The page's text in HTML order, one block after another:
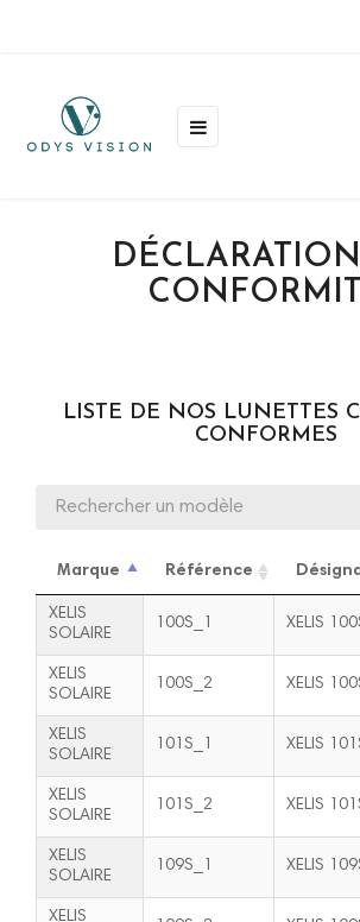
Basculer
la
☰
LISTE DE NOS LUNETTES
CONFORMES
Marque Référence
XELIS
SOLAIRE
100S_1 XELIS
XELIS
SOLAIRE
100S_2 XELIS
XELIS
SOLAIRE
101S_1 XELIS
XELIS
SOLAIRE
101S_2 XELIS
XELIS
SOLAIRE
109S_1 XELIS
XELIS